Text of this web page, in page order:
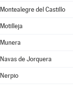
Montealegre del Castillo
Motilleja
Munera
Navas de Jorquera
Nerpio